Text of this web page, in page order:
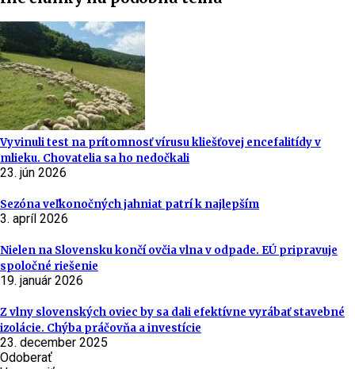
Vyvinuli test na prítomnosť vírusu kliešťovej encefalitídy v
mlieku. Chovatelia sa ho nedočkali
23. jún 2026
Sezóna veľkonočných jahniat patrí k najlepším
3. apríl 2026
Nielen na Slovensku končí ovčia vlna v odpade. EÚ pripravuje
spoločné riešenie
19. január 2026
Z vlny slovenských oviec by sa dali efektívne vyrábať stavebné
izolácie. Chýba práčovňa a investície
23. december 2025
Odoberať